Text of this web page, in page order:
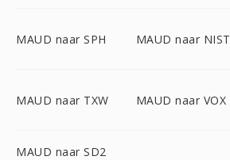
MAUD naar SPH MAUD naar NIST
MAUD naar TXW MAUD naar VOX
MAUD naar SD2